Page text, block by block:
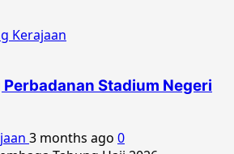
Kerajaan
Stadium Negeri
3 months ago 0